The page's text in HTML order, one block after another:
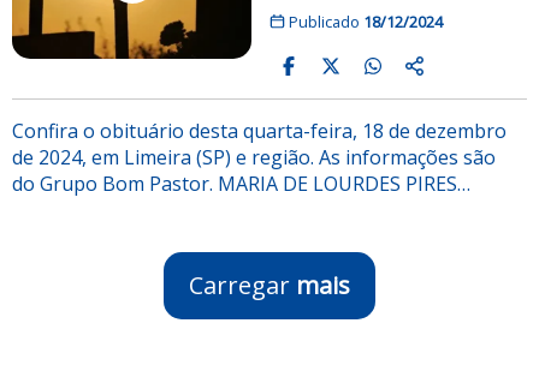
Publicado 18/12/2024
Confira o obituário desta quarta-feira, 18 de dezembro
de 2024, em Limeira (SP) e região. As informações são
do Grupo Bom Pastor. MARIA DE LOURDES PIRES…
Carregar mais